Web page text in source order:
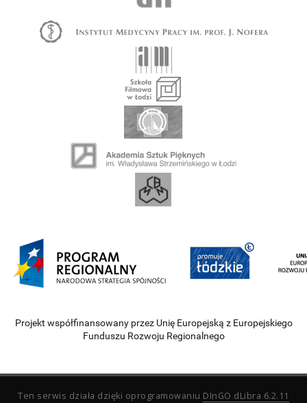
Projekt współfinansowany przez Unię Europejską z Europejskiego
Funduszu Rozwoju Regionalnego
Ten serwis działa dzięki oprogramowaniu DInGO dLibra 6.2.11